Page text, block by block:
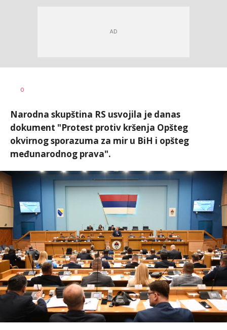
AUTOR
0
Narodna skupština RS usvojila je danas
dokument "Protest protiv kršenja Opšteg
okvirnog sporazuma za mir u BiH i opšteg
međunarodnog prava".